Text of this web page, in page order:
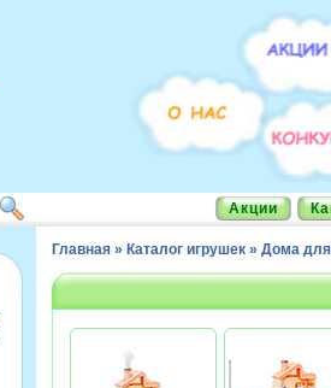
Акции
Главная » Каталог игрушек » Дома для